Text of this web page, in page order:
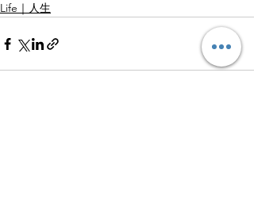
Life｜人生